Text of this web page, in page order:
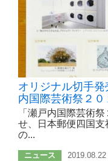
オリジナル切手
内国際芸術祭２
「瀬戸内国際芸術
せ、日本郵便四国
の...
ニュース 2019.08.22